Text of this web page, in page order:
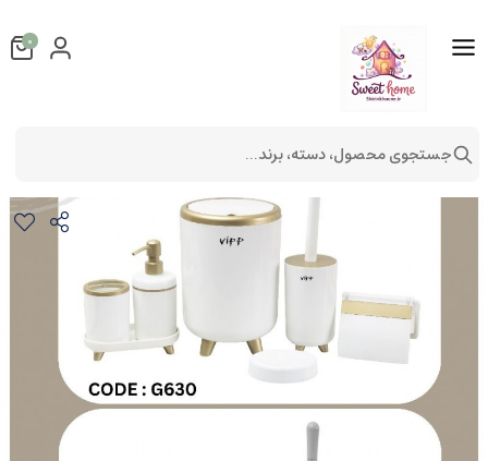
0
جستجوی محصول، دسته، برند...